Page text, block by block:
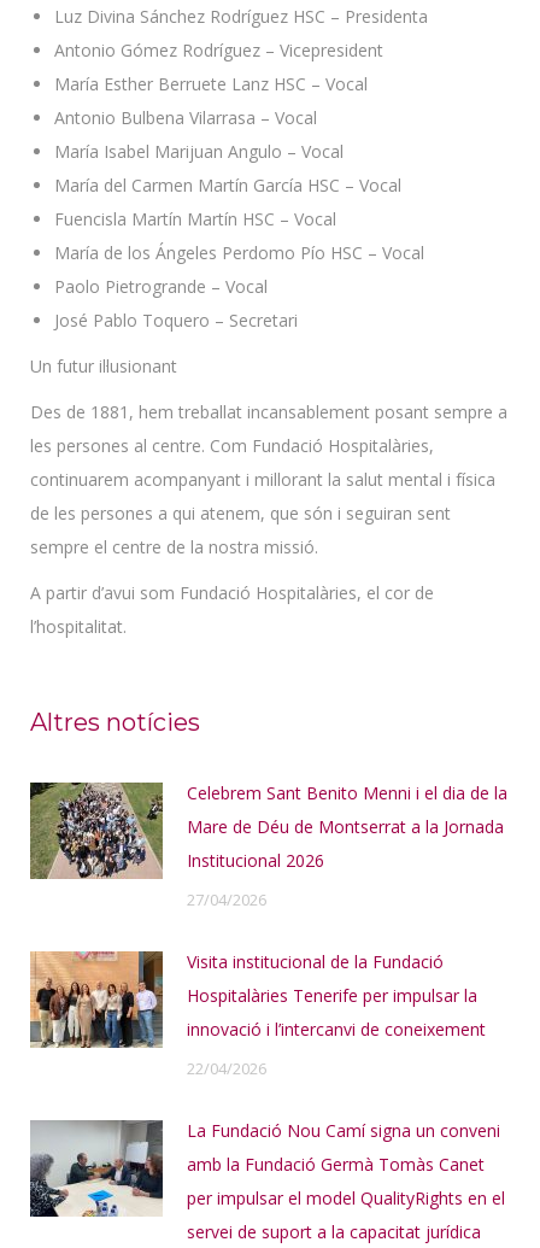
Luz Divina Sánchez Rodríguez HSC – Presidenta
Antonio Gómez Rodríguez – Vicepresident
María Esther Berruete Lanz HSC – Vocal
Antonio Bulbena Vilarrasa – Vocal
María Isabel Marijuan Angulo – Vocal
María del Carmen Martín García HSC – Vocal
Fuencisla Martín Martín HSC – Vocal
María de los Ángeles Perdomo Pío HSC – Vocal
Paolo Pietrogrande – Vocal
José Pablo Toquero – Secretari
Un futur il·lusionant
Des de 1881, hem treballat incansablement posant sempre a
les persones al centre. Com Fundació Hospitalàries,
continuarem acompanyant i millorant la salut mental i física
de les persones a qui atenem, que són i seguiran sent
sempre el centre de la nostra missió.
A partir d’avui som Fundació Hospitalàries, el cor de
l’hospitalitat.
Altres notícies
Celebrem Sant Benito Menni i el dia de la
Mare de Déu de Montserrat a la Jornada
Institucional 2026
27/04/2026
Visita institucional de la Fundació
Hospitalàries Tenerife per impulsar la
innovació i l’intercanvi de coneixement
22/04/2026
La Fundació Nou Camí signa un conveni
amb la Fundació Germà Tomàs Canet
per impulsar el model QualityRights en el
servei de suport a la capacitat jurídica